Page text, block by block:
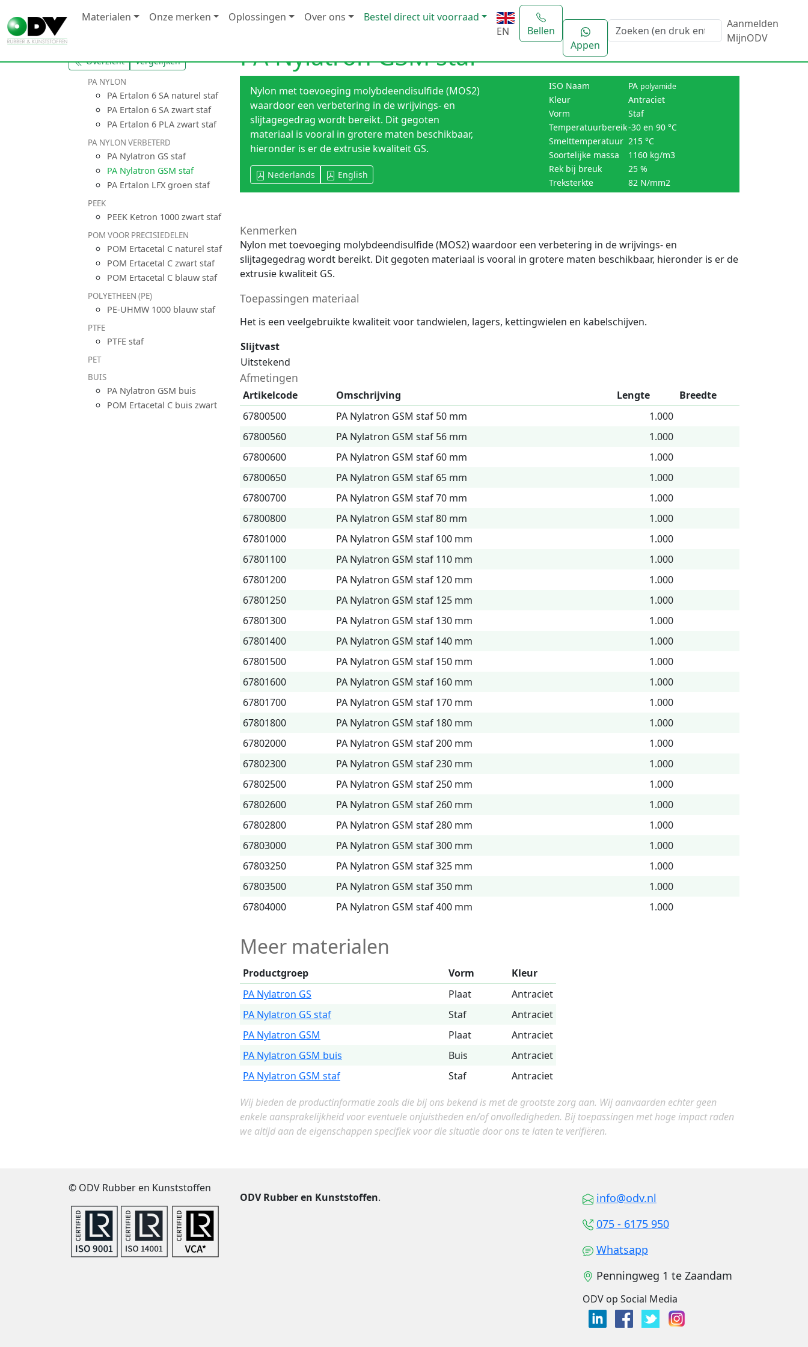
Materialen Onze merken Oplossingen Over ons
Bestel direct uit voorraad
EN
Bellen
Appen
Aanmelden
MijnODV
Overzicht Vergelijken
PA NYLON
PA Ertalon 6 SA naturel staf
PA Ertalon 6 SA zwart staf
PA Ertalon 6 PLA zwart staf
PA NYLON VERBETERD
PA Nylatron GS staf
PA Nylatron GSM staf
PA Ertalon LFX groen staf
PEEK
PEEK Ketron 1000 zwart staf
POM VOOR PRECISIEDELEN
POM Ertacetal C naturel staf
POM Ertacetal C zwart staf
POM Ertacetal C blauw staf
POLYETHEEN (PE)
PE-UHMW 1000 blauw staf
PTFE
PTFE staf
PET
BUIS
PA Nylatron GSM buis
POM Ertacetal C buis zwart
PA Nylatron GSM staf
Nylon met toevoeging molybdeendisulfide (MOS2)
waardoor een verbetering in de wrijvings- en
slijtagegedrag wordt bereikt. Dit gegoten
materiaal is vooral in grotere maten beschikbaar,
hieronder is er de extrusie kwaliteit GS.
Nederlands English
ISO Naam PA polyamide
Kleur
Antraciet
Vorm
Staf
Temperatuurbereik-30 en 90 °C
Smelttemperatuur 215 °C
Soortelijke massa
1160 kg/m3
Rek bij breuk
25 %
Treksterkte
82 N/mm2
Kenmerken
Nylon met toevoeging molybdeendisulfide (MOS2) waardoor een verbetering in de wrijvings- en
slijtagegedrag wordt bereikt. Dit gegoten materiaal is vooral in grotere maten beschikbaar, hieronder is er de
extrusie kwaliteit GS.
Toepassingen materiaal
Het is een veelgebruikte kwaliteit voor tandwielen, lagers, kettingwielen en kabelschijven.
Slijtvast
Uitstekend
Afmetingen
Artikelcode Omschrijving Lengte
Breedte
67800500
PA Nylatron GSM staf 50 mm
1.000
67800560
PA Nylatron GSM staf 56 mm
1.000
67800600
PA Nylatron GSM staf 60 mm
1.000
67800650
PA Nylatron GSM staf 65 mm
1.000
67800700
PA Nylatron GSM staf 70 mm
1.000
67800800
PA Nylatron GSM staf 80 mm
1.000
67801000
PA Nylatron GSM staf 100 mm
1.000
67801100
PA Nylatron GSM staf 110 mm
1.000
67801200
PA Nylatron GSM staf 120 mm
1.000
67801250
PA Nylatron GSM staf 125 mm
1.000
67801300
PA Nylatron GSM staf 130 mm
1.000
67801400
PA Nylatron GSM staf 140 mm
1.000
67801500
PA Nylatron GSM staf 150 mm
1.000
67801600
PA Nylatron GSM staf 160 mm
1.000
67801700
PA Nylatron GSM staf 170 mm
1.000
67801800
PA Nylatron GSM staf 180 mm
1.000
67802000
PA Nylatron GSM staf 200 mm
1.000
67802300
PA Nylatron GSM staf 230 mm
1.000
67802500
PA Nylatron GSM staf 250 mm
1.000
67802600
PA Nylatron GSM staf 260 mm
1.000
67802800
PA Nylatron GSM staf 280 mm
1.000
67803000
PA Nylatron GSM staf 300 mm
1.000
67803250
PA Nylatron GSM staf 325 mm
1.000
67803500
PA Nylatron GSM staf 350 mm
1.000
67804000
PA Nylatron GSM staf 400 mm 1.000
Meer materialen
Productgroep Vorm
Kleur
PA Nylatron GS
Plaat
Antraciet
PA Nylatron GS staf
Staf
Antraciet
PA Nylatron GSM
Plaat
Antraciet
PA Nylatron GSM buis
Buis
Antraciet
PA Nylatron GSM staf
Staf
Antraciet
Wij bieden de productinformatie zoals die bij ons bekend is met de grootste zorg aan. Wij aanvaarden echter geen
enkele aansprakelijkheid voor eventuele onjuistheden en/of onvolledigheden. Bij toepassingen met hoge impact raden
we altijd aan de eigenschappen specifiek voor die situatie door ons te laten te verifiëren.
© ODV Rubber en Kunststoffen
ODV Rubber en Kunststoffen.
info@odv.nl
075 - 6175 950
Whatsapp
Penningweg 1 te Zaandam
ODV op Social Media